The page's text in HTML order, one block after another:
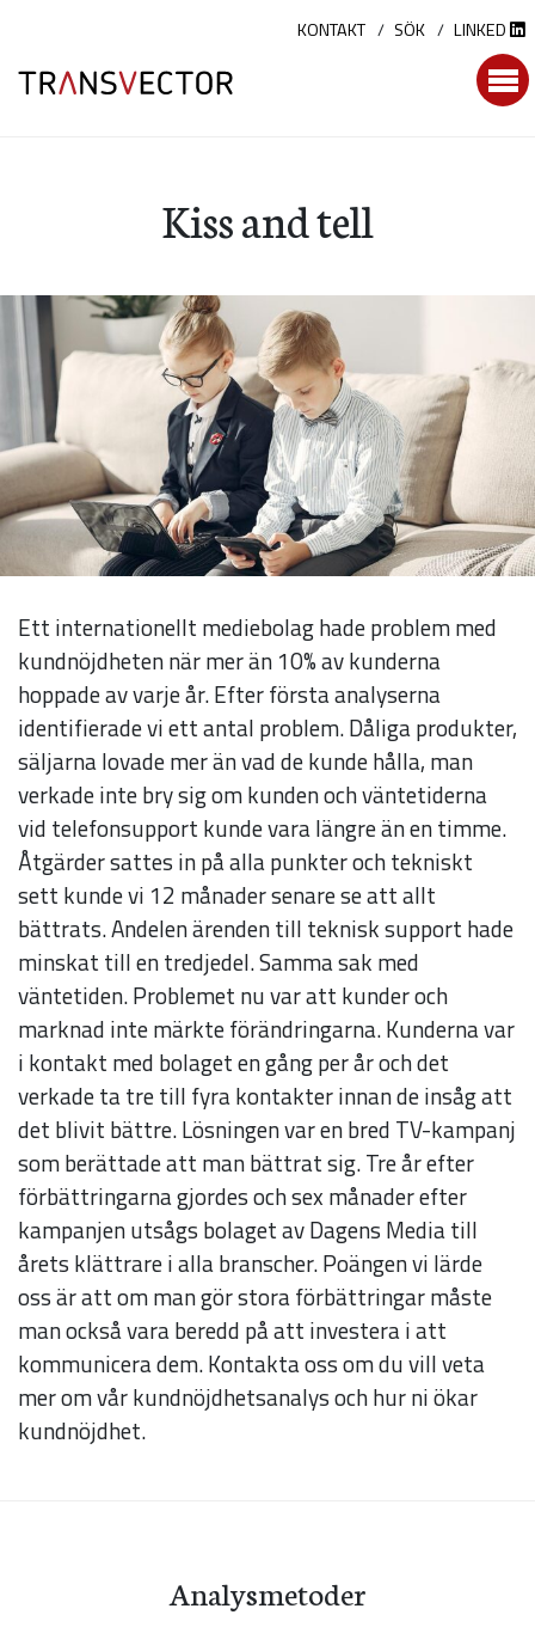
innehållet
KONTAKT SÖK LINKED
Kiss and tell
Ett internationellt mediebolag hade problem med
kundnöjdheten när mer än 10% av kunderna
hoppade av varje år. Efter första analyserna
identifierade vi ett antal problem. Dåliga produkter,
säljarna lovade mer än vad de kunde hålla, man
verkade inte bry sig om kunden och väntetiderna
vid telefonsupport kunde vara längre än en timme.
Åtgärder sattes in på alla punkter och tekniskt
sett kunde vi 12 månader senare se att allt
bättrats. Andelen ärenden till teknisk support hade
minskat till en tredjedel. Samma sak med
väntetiden. Problemet nu var att kunder och
marknad inte märkte förändringarna. Kunderna var
i kontakt med bolaget en gång per år och det
verkade ta tre till fyra kontakter innan de insåg att
det blivit bättre. Lösningen var en bred TV-kampanj
som berättade att man bättrat sig. Tre år efter
förbättringarna gjordes och sex månader efter
kampanjen utsågs bolaget av Dagens Media till
årets klättrare i alla branscher. Poängen vi lärde
oss är att om man gör stora förbättringar måste
man också vara beredd på att investera i att
kommunicera dem. Kontakta oss om du vill veta
mer om vår kundnöjdhetsanalys och hur ni ökar
kundnöjdhet.
Analysmetoder
Nödvändiga
Dessa kakor
går inte att
välja bort. De
behövs för
att hemsidan
över huvud
taget ska
fungera.
Statistik
För att vi ska
kunna
förbättra
hemsidans
hur hemsidan